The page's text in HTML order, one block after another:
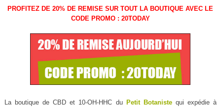
PROFITEZ DE 20% DE REMISE SUR TOUT LA BOUTIQUE AVEC LE
CODE PROMO : 20TODAY
La boutique de CBD et 10-OH-HHC du Petit Botanistequi expédie à